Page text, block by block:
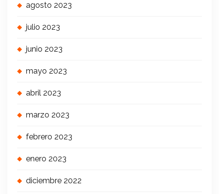
agosto 2023
julio 2023
junio 2023
mayo 2023
abril 2023
marzo 2023
febrero 2023
enero 2023
diciembre 2022